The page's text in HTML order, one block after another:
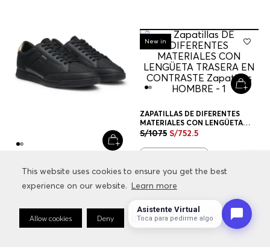
This website uses cookies to ensure you get the best
experience on our website. Learn more
Allow cookies Deny Cookie Preferences
This website uses cookies to ensure you get the best
experience on our website. Learn more
Allow cookies Deny Cookie Preferences
ZAPATILLAS DE DIFERENTES
TRASERA EN CONTRASTE
1075 S/752. 5
+1 Color
-30%
New in
ZAPATILLAS DE DIFERENTES
MATERIALES CON LENGÜETA
TRASERA EN CONTRASTE
S/1075 S/752.5
Asistente Virtual
Toca para pedirme algo